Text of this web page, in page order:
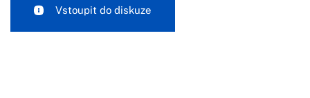
Vstoupit do diskuze